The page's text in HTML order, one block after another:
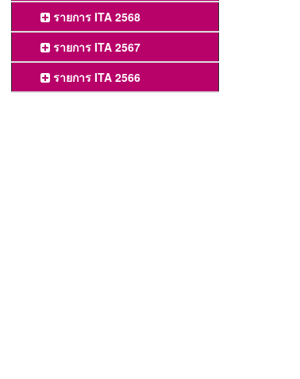
รายการ ITA 2568
รายการ ITA 2567
รายการ ITA 2566